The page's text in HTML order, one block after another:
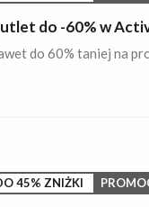
do -60% w
do 60% taniej na
45% ZNIŻKI